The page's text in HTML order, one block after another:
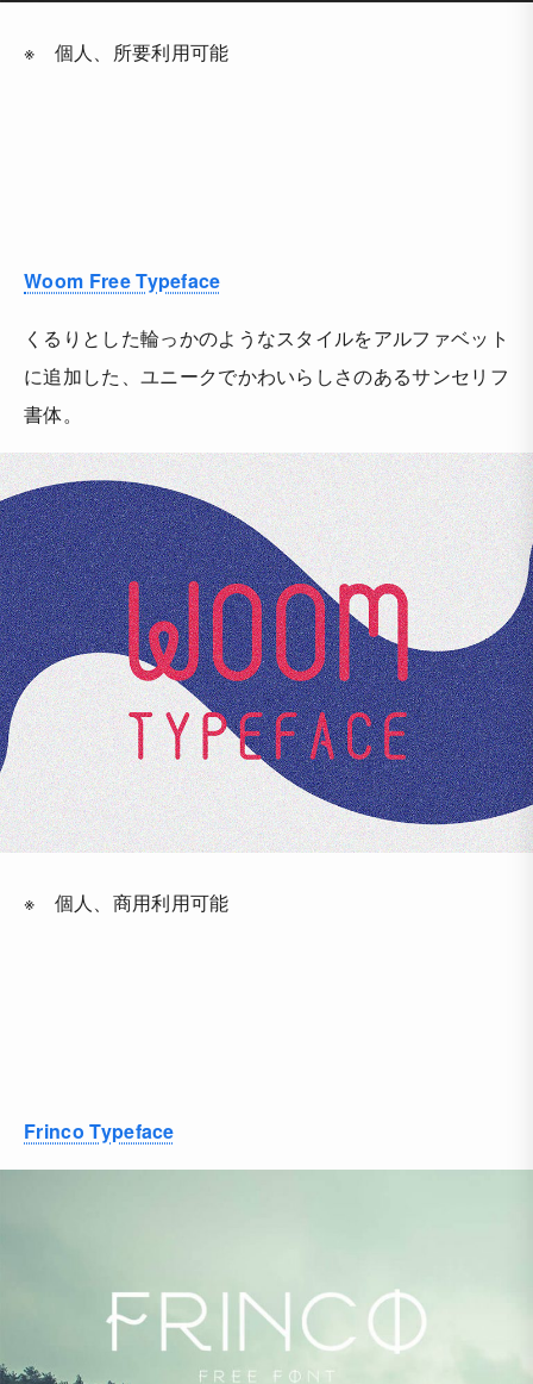
※ 個人、所要利用可能
Woom Free Typeface
くるりとした輪っかのようなスタイルをアルファベット
に追加した、ユニークでかわいらしさのあるサンセリフ
書体。
※ 個人、商用利用可能
Frinco Typeface